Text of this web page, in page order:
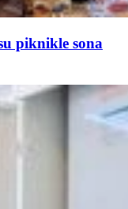
piknikle sona